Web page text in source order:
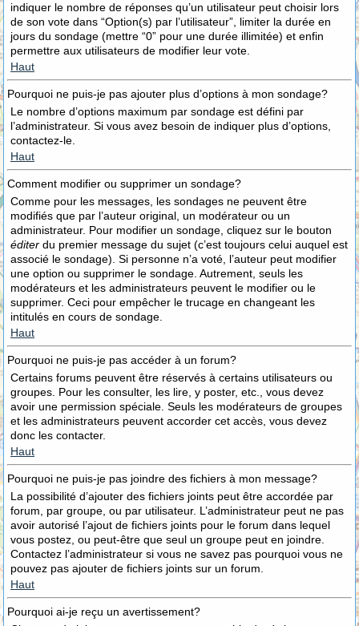
indiquer le nombre de réponses qu’un utilisateur peut choisir lors
de son vote dans “Option(s) par l’utilisateur”, limiter la durée en
jours du sondage (mettre “0” pour une durée illimitée) et enfin
permettre aux utilisateurs de modifier leur vote.
Haut
Pourquoi ne puis-je pas ajouter plus d’options à mon sondage?
Le nombre d’options maximum par sondage est défini par
l’administrateur. Si vous avez besoin de indiquer plus d’options,
contactez-le.
Haut
Comment modifier ou supprimer un sondage?
Comme pour les messages, les sondages ne peuvent être
modifiés que par l’auteur original, un modérateur ou un
administrateur. Pour modifier un sondage, cliquez sur le bouton
éditer du premier message du sujet (c’est toujours celui auquel est
associé le sondage). Si personne n’a voté, l’auteur peut modifier
une option ou supprimer le sondage. Autrement, seuls les
modérateurs et les administrateurs peuvent le modifier ou le
supprimer. Ceci pour empêcher le trucage en changeant les
intitulés en cours de sondage.
Haut
Pourquoi ne puis-je pas accéder à un forum?
Certains forums peuvent être réservés à certains utilisateurs ou
groupes. Pour les consulter, les lire, y poster, etc., vous devez
avoir une permission spéciale. Seuls les modérateurs de groupes
et les administrateurs peuvent accorder cet accès, vous devez
donc les contacter.
Haut
Pourquoi ne puis-je pas joindre des fichiers à mon message?
La possibilité d’ajouter des fichiers joints peut être accordée par
forum, par groupe, ou par utilisateur. L’administrateur peut ne pas
avoir autorisé l’ajout de fichiers joints pour le forum dans lequel
vous postez, ou peut-être que seul un groupe peut en joindre.
Contactez l’administrateur si vous ne savez pas pourquoi vous ne
pouvez pas ajouter de fichiers joints sur un forum.
Haut
Pourquoi ai-je reçu un avertissement?